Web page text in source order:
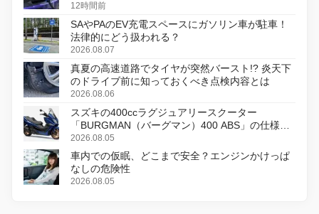
12時間前
SAやPAのEV充電スペースにガソリン車が駐車！
法律的にどう扱われる？
2026.08.07
真夏の高速道路でタイヤが突然バースト!? 炎天下
のドライブ前に知っておくべき点検内容とは
2026.08.06
スズキの400ccラグジュアリースクーター
「BURGMAN（バーグマン）400 ABS」の仕様を
変更し、8月18日に発売
2026.08.05
車内での仮眠、どこまで安全？エンジンかけっぱ
なしの危険性
2026.08.05